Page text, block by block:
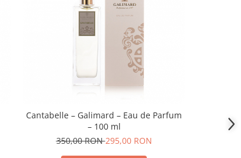
Cantabelle – Galimard – Eau de Parfum
– 100 ml
350,00 RON295,00 RON
Bois